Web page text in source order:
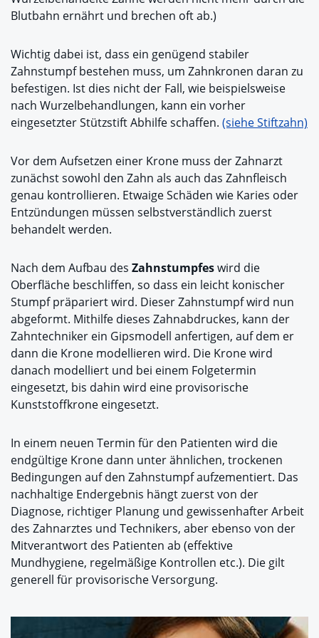
Blutbahn ernährt und brechen oft ab.)
Wichtig dabei ist, dass ein genügend stabiler
Zahnstumpf bestehen muss, um Zahnkronen daran zu
befestigen. Ist dies nicht der Fall, wie beispielsweise
nach Wurzelbehandlungen, kann ein vorher
eingesetzter Stützstift Abhilfe schaffen. (siehe Stiftzahn)
Vor dem Aufsetzen einer Krone muss der Zahnarzt
zunächst sowohl den Zahn als auch das Zahnfleisch
genau kontrollieren. Etwaige Schäden wie Karies oder
Entzündungen müssen selbstverständlich zuerst
behandelt werden.
Nach dem Aufbau des Zahnstumpfeswird die
Oberfläche beschliffen, so dass ein leicht konischer
Stumpf präpariert wird. Dieser Zahnstumpf wird nun
abgeformt. Mithilfe dieses Zahnabdruckes, kann der
Zahntechniker ein Gipsmodell anfertigen, auf dem er
dann die Krone modellieren wird. Die Krone wird
danach modelliert und bei einem Folgetermin
eingesetzt, bis dahin wird eine provisorische
Kunststoffkrone eingesetzt.
In einem neuen Termin für den Patienten wird die
endgültige Krone dann unter ähnlichen, trockenen
Bedingungen auf den Zahnstumpf aufzementiert. Das
nachhaltige Endergebnis hängt zuerst von der
Diagnose, richtiger Planung und gewissenhafter Arbeit
des Zahnarztes und Technikers, aber ebenso von der
Mitverantwort des Patienten ab (effektive
Mundhygiene, regelmäßige Kontrollen etc.). Die gilt
generell für provisorische Versorgung.